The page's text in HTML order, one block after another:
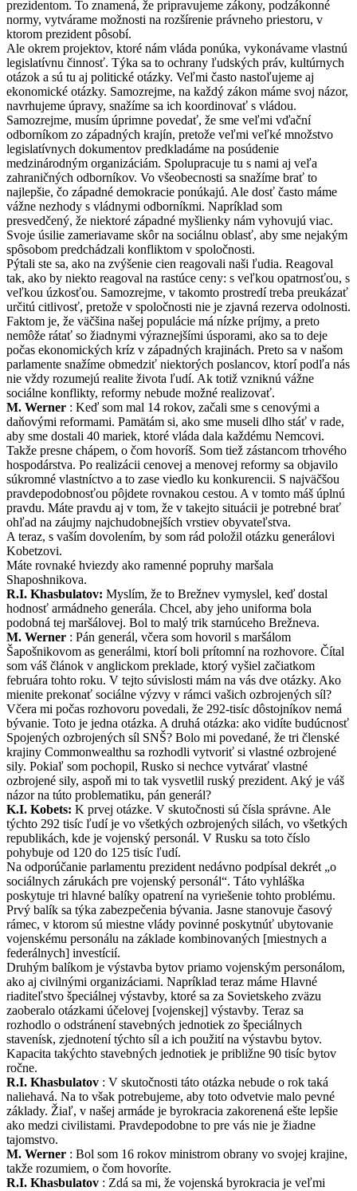
prezidentom. To znamená, že pripravujeme zákony, podzákonné
normy, vytvárame možnosti na rozšírenie právneho priestoru, v
ktorom prezident pôsobí.
Ale okrem projektov, ktoré nám vláda ponúka, vykonávame vlastnú
legislatívnu činnosť. Týka sa to ochrany ľudských práv, kultúrnych
otázok a sú tu aj politické otázky. Veľmi často nastoľujeme aj
ekonomické otázky. Samozrejme, na každý zákon máme svoj názor,
navrhujeme úpravy, snažíme sa ich koordinovať s vládou.
Samozrejme, musím úprimne povedať, že sme veľmi vďační
odborníkom zo západných krajín, pretože veľmi veľké množstvo
legislatívnych dokumentov predkladáme na posúdenie
medzinárodným organizáciám. Spolupracuje tu s nami aj veľa
zahraničných odborníkov. Vo všeobecnosti sa snažíme brať to
najlepšie, čo západné demokracie ponúkajú. Ale dosť často máme
vážne nezhody s vládnymi odborníkmi. Napríklad som
presvedčený, že niektoré západné myšlienky nám vyhovujú viac.
Svoje úsilie zameriavame skôr na sociálnu oblasť, aby sme nejakým
spôsobom predchádzali konfliktom v spoločnosti.
Pýtali ste sa, ako na zvýšenie cien reagovali naši ľudia. Reagoval
tak, ako by niekto reagoval na rastúce ceny: s veľkou opatrnosťou, s
veľkou úzkosťou. Samozrejme, v takomto prostredí treba preukázať
určitú citlivosť, pretože v spoločnosti nie je zjavná rezerva odolnosti.
Faktom je, že väčšina našej populácie má nízke príjmy, a preto
nemôže rátať so žiadnymi výraznejšími úsporami, ako sa to deje
počas ekonomických kríz v západných krajinách. Preto sa v našom
parlamente snažíme obmedziť niektorých poslancov, ktorí podľa nás
nie vždy rozumejú realite života ľudí. Ak totiž vzniknú vážne
sociálne konflikty, reformy nebude možné realizovať.
M. Werner : Keď som mal 14 rokov, začali sme s cenovými a
daňovými reformami. Pamätám si, ako sme museli dlho stáť v rade,
aby sme dostali 40 mariek, ktoré vláda dala každému Nemcovi.
Takže presne chápem, o čom hovoríš. Som tiež zástancom trhového
hospodárstva. Po realizácii cenovej a menovej reformy sa objavilo
súkromné ​​vlastníctvo a to zase viedlo ku konkurencii. S najväčšou
pravdepodobnosťou pôjdete rovnakou cestou. A v tomto máš úplnú
pravdu. Máte pravdu aj v tom, že v takejto situácii je potrebné brať
ohľad na záujmy najchudobnejších vrstiev obyvateľstva.
A teraz, s vaším dovolením, by som rád položil otázku generálovi
Kobetzovi.
Máte rovnaké hviezdy ako ramenné popruhy maršala
Shaposhnikova.
R.I. Khasbulatov: Myslím, že to Brežnev vymyslel, keď dostal
hodnosť armádneho generála. Chcel, aby jeho uniforma bola
podobná tej maršálovej. Bol to malý trik starnúceho Brežneva.
M. Werner : Pán generál, včera som hovoril s maršálom
Šapošnikovom as generálmi, ktorí boli prítomní na rozhovore. Čítal
som váš článok v anglickom preklade, ktorý vyšiel začiatkom
februára tohto roku. V tejto súvislosti mám na vás dve otázky. Ako
mienite prekonať sociálne výzvy v rámci vašich ozbrojených síl?
Včera mi počas rozhovoru povedali, že 292-tisíc dôstojníkov nemá
bývanie. Toto je jedna otázka. A druhá otázka: ako vidíte budúcnosť
Spojených ozbrojených síl SNŠ? Bolo mi povedané, že tri členské
krajiny Commonwealthu sa rozhodli vytvoriť si vlastné ozbrojené
sily. Pokiaľ som pochopil, Rusko si nechce vytvárať vlastné
ozbrojené sily, aspoň mi to tak vysvetlil ruský prezident. Aký je váš
názor na túto problematiku, pán generál?
K.I. Kobets: K prvej otázke. V skutočnosti sú čísla správne. Ale
týchto 292 tisíc ľudí je vo všetkých ozbrojených silách, vo všetkých
republikách, kde je vojenský personál. V Rusku sa toto číslo
pohybuje od 120 do 125 tisíc ľudí.
Na odporúčanie parlamentu prezident nedávno podpísal dekrét „o
sociálnych zárukách pre vojenský personál“. Táto vyhláška
poskytuje tri hlavné balíky opatrení na vyriešenie tohto problému.
Prvý balík sa týka zabezpečenia bývania. Jasne stanovuje časový
rámec, v ktorom sú miestne vlády povinné poskytnúť ubytovanie
vojenskému personálu na základe kombinovaných [miestnych a
federálnych] investícií.
Druhým balíkom je výstavba bytov priamo vojenským personálom,
ako aj civilnými organizáciami. Napríklad teraz máme Hlavné
riaditeľstvo špeciálnej výstavby, ktoré sa za Sovietskeho zväzu
zaoberalo otázkami účelovej [vojenskej] výstavby. Teraz sa
rozhodlo o odstránení stavebných jednotiek zo špeciálnych
stavenísk, zjednotení týchto síl a ich použití na výstavbu bytov.
Kapacita takýchto stavebných jednotiek je približne 90 tisíc bytov
ročne.
R.I. Khasbulatov : V skutočnosti táto otázka nebude o rok taká
naliehavá. Na to však potrebujeme, aby toto odvetvie malo pevné
základy. Žiaľ, v našej armáde je byrokracia zakorenená ešte lepšie
ako medzi civilistami. Pravdepodobne to pre vás nie je žiadne
tajomstvo.
M. Werner : Bol som 16 rokov ministrom obrany vo svojej krajine,
takže rozumiem, o čom hovoríte.
R.I. Khasbulatov : Zdá sa mi, že vojenská byrokracia je veľmi